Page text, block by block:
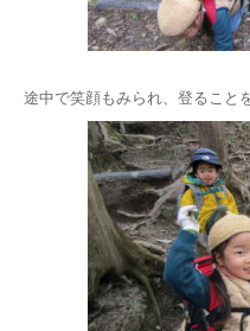
途中で笑顔もみられ、登ること